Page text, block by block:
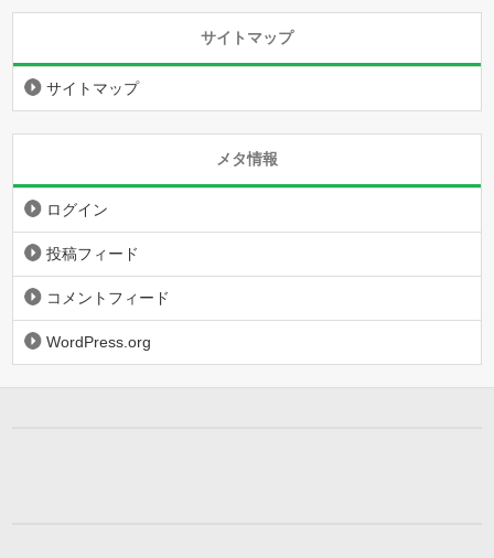
サイトマップ
サイトマップ
メタ情報
ログイン
投稿フィード
コメントフィード
WordPress.org